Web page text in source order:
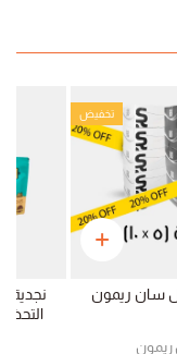
تخفيض
سان ريمون
نجدية
التحضير ٢٥٠ جرام –